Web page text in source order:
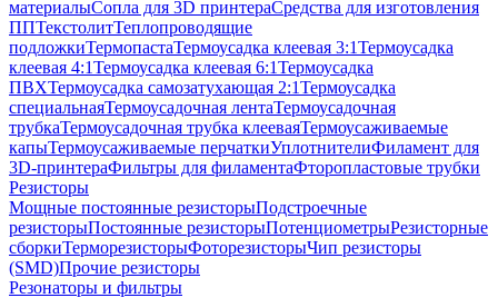
материалыСопла для 3D принтераСредства для изготовления
ППТекстолитТеплопроводящие
подложкиТермопастаТермоусадка клеевая 3:1Термоусадка
клеевая 4:1Термоусадка клеевая 6:1Термоусадка
ПВХТермоусадка самозатухающая 2:1Термоусадка
специальнаяТермоусадочная лентаТермоусадочная
трубкаТермоусадочная трубка клееваяТермоусаживаемые
капыТермоусаживаемые перчаткиУплотнителиФиламент для
3D-принтераФильтры для филаментаФторопластовые трубки
Резисторы
Мощные постоянные резисторыПодстроечные
резисторыПостоянные резисторыПотенциометрыРезисторные
сборкиТерморезисторыФоторезисторыЧип резисторы
(SMD)Прочие резисторы
Резонаторы и фильтры